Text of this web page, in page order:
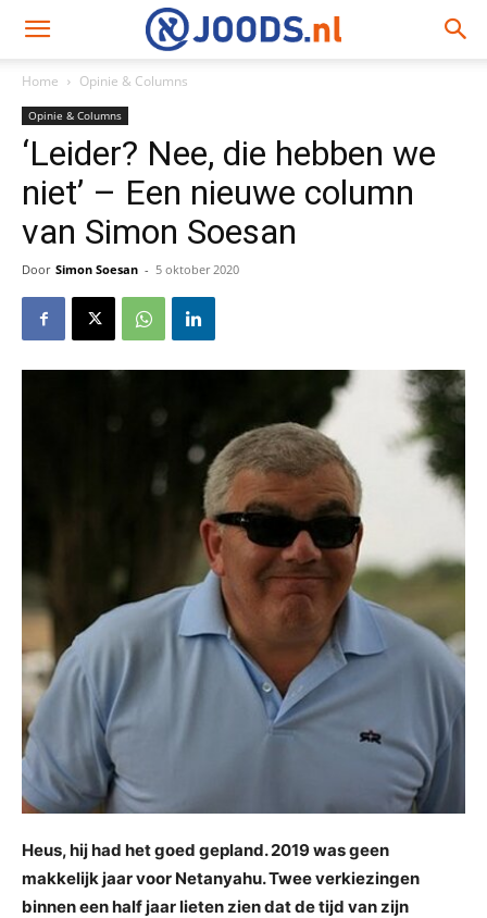
Home Opinie & Columns
Opinie & Columns
‘Leider? Nee, die hebben we
niet’ – Een nieuwe column
van Simon Soesan
Door Simon Soesan - 5 oktober 2020
Heus, hij had het goed gepland. 2019 was geen
makkelijk jaar voor Netanyahu. Twee verkiezingen
binnen een half jaar lieten zien dat de tijd van zijn